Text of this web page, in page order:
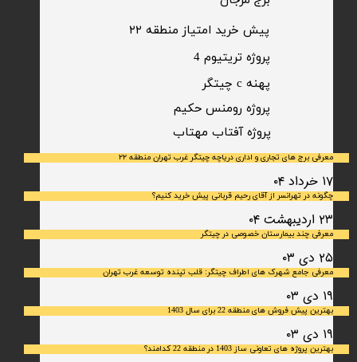
معرفی برج های تجاری و اداری دریاچه چیتگر غرب تهران منطقه ۲۲
۱۷ خرداد ۰۴
چگونه در تهرانسر از آقای رحیم قربانی پیش خرید کنیم؟
۲۳ اردیبهشت ۰۴
معرفی چند بیمارستان خصوصی در چیتگر
۲۵ دی ۰۳
معرفی جامع شهرک‌ های اطراف چیتگر: قلب تپنده توسعه غرب تهران
۱۹ دی ۰۳
بهترین پیش فروش های منطقه 22 برای سال 1403
۱۹ دی ۰۳
بهترین پروژه های تعاونی ساز 1403 در منطقه 22 کدامند؟
پیش خرید امتیاز منطقه ۲۲​​​​​​​
​پروژه آفتاب مهتاب
پروژه رومنس حکیم
پهنه c چیتگر
پروژه تریتیوم 4